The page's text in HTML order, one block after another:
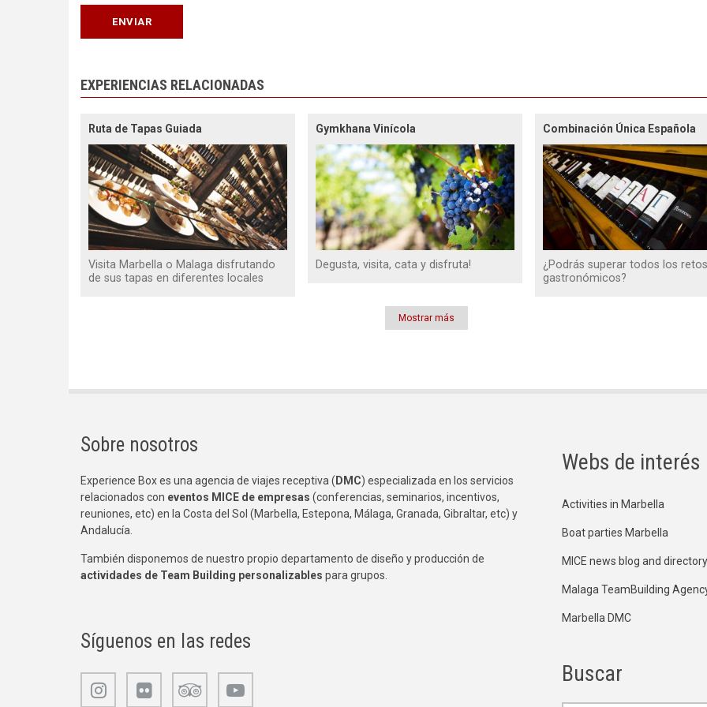
EXPERIENCIAS RELACIONADAS
Ruta de Tapas Guiada
Visita Marbella o Malaga disfrutando
de sus tapas en diferentes locales
Gymkhana Vinícola
Degusta, visita, cata y disfruta!
Combinación Única Española
¿Podrás superar todos los retos
gastronómicos?
Mostrar más
Sobre nosotros
Experience Box es una agencia de viajes receptiva ( DMC) especializada en los servicios
relacionados con eventos MICE de empresas (conferencias, seminarios, incentivos,
reuniones, etc) en la Costa del Sol (Marbella, Estepona, Málaga, Granada, Gibraltar, etc) y
Andalucía.
También disponemos de nuestro propio departamento de diseño y producción de
actividades de Team Building personalizables para grupos.
Síguenos en las redes
Webs de interés
Activities in Marbella
Boat parties Marbella
MICE news blog and directory
Malaga TeamBuilding
Marbella DMC
Buscar